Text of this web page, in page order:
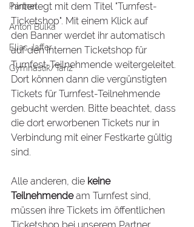
Partner
Anton Bulka
Elias Jaffer
Gymnastik/Tanz
hinterlegt mit dem Titel "Turnfest-
Ticketshop". Mit einem Klick auf
den Banner werdet ihr automatisch
auf den internen Ticketshop für
Turnfest-Teilnehmende weitergeleitet.
Dort können dann die vergünstigten
Tickets für Turnfest-Teilnehmende
gebucht werden. Bitte beachtet, dass
die dort erworbenen Tickets nur in
Verbindung mit einer Festkarte gültig
sind.
Alle anderen, die keine
Teilnehmende am Turnfest sind,
müssen ihre Tickets im öffentlichen